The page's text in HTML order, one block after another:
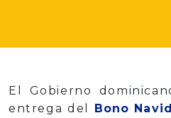
El Gobierno
entrega del
Bono